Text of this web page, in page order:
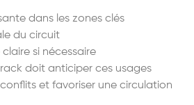
dans les zones clés
du circuit
si nécessaire
doit anticiper ces usages
et favoriser une circulation